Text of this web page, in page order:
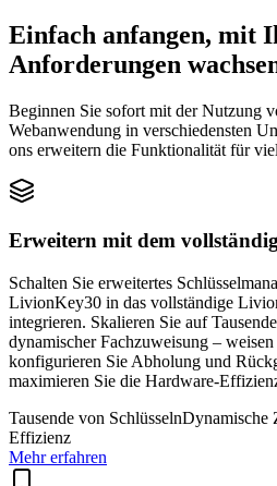
Einfach anfangen, mit
Anforderungen
Beginnen Sie sofort mit der Nutzung
Webanwendung in verschiedensten
ons erweitern die Funktionalität für
Erweitern mit dem
Schalten Sie erweitertes
LivionKey30 in das vollständige
integrieren. Skalieren Sie auf
dynamischer Fachzuweisung –
konfigurieren Sie Abholung und
maximieren Sie die Hardware-
Tausende von SchlüsselnDynamische
Effizienz
Mehr erfahren